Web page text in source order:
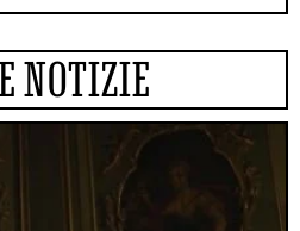
NOTIZIE